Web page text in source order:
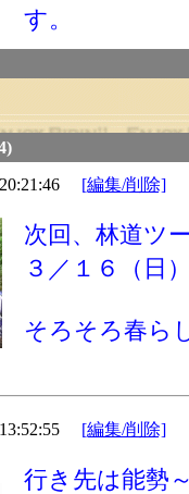
す。
[編集/削除]
次回、林道ツ
３／１６（日
そろそろ春ら
[編集/削除]
行き先は能勢